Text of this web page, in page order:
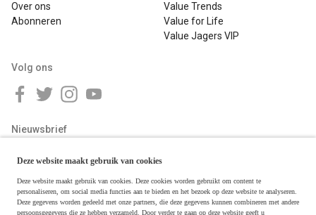
Over ons
Abonneren
Value Trends
Value for Life
Value Jagers VIP
Volg ons
Nieuwsbrief
Deze website maakt gebruik van cookies
Deze website maakt gebruik van cookies. Deze cookies worden gebruikt om content te
personaliseren, om social media functies aan te bieden en het bezoek op deze website te analyseren.
Deze gegevens worden gedeeld met onze partners, die deze gegevens kunnen combineren met andere
persoonsgegevens die ze hebben verzameld. Door verder te gaan op deze website geeft u